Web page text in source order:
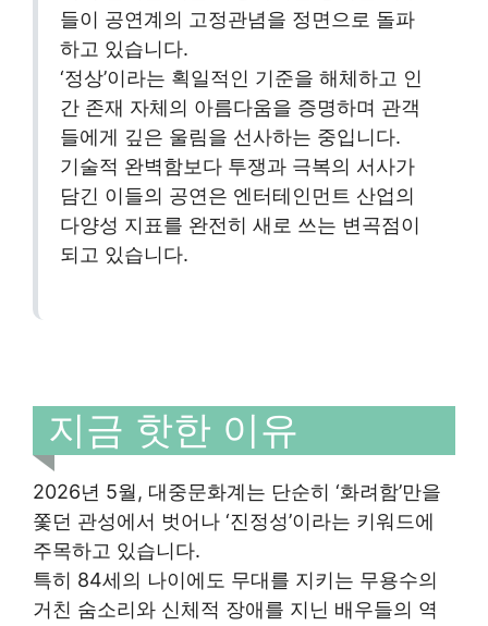
들이 공연계의 고정관념을 정면으로 돌파
하고 있습니다.
‘정상’이라는 획일적인 기준을 해체하고 인
간 존재 자체의 아름다움을 증명하며 관객
들에게 깊은 울림을 선사하는 중입니다.
기술적 완벽함보다 투쟁과 극복의 서사가
담긴 이들의 공연은 엔터테인먼트 산업의
다양성 지표를 완전히 새로 쓰는 변곡점이
되고 있습니다.
지금 핫한 이유
2026년 5월, 대중문화계는 단순히 ‘화려함’만을
쫓던 관성에서 벗어나 ‘진정성’이라는 키워드에
주목하고 있습니다.
특히 84세의 나이에도 무대를 지키는 무용수의
거친 숨소리와 신체적 장애를 지닌 배우들의 역